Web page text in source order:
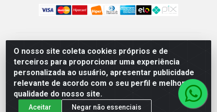
O nosso site coleta cookies próprios e de
terceiros para proporcionar uma experiência
personalizada ao usuário, apresentar publicidade
relevante de acordo com o seu perfil e melhorar a
qualidade do nosso site.
Aceitar Negar não essenciais
América Latina Indústria e Comércio de Vidros LTDA -
CNPJ 19.813.045/0001-03 - Rua Carlos Drummond de
Andrade, 151 Núcleo Industrial III – Cascavel/PR - CEP
85.811-530